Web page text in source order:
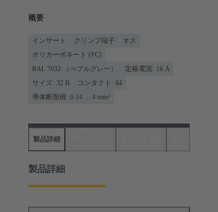
概要
インサート クリンプ端子
オス
ポリカーボネート (PC)
RAL 7032 （ぺブルグレー）
定格電流: ‌16 A
サイズ: 32 B
コンタクト: 64
導体断面積: 0.14 ... 4 mm²
製品詳細
製品詳細